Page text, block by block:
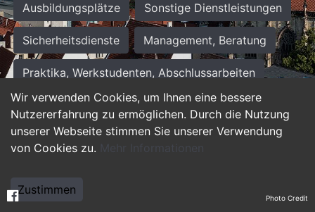
Wir verwenden Cookies, um Ihnen eine bessere
Nutzererfahrung zu ermöglichen. Durch die Nutzung
unserer Webseite stimmen Sie unserer Verwendung
von Cookies zu. Mehr Informationen
Zustimmen
Ausbildungsplätze Sonstige Dienstleistungen
Sicherheitsdienste Management, Beratung
Praktika, Werkstudenten, Abschlussarbeiten
Personalwesen Assistenz, Sekretariat
Hilfskräfte, Aushilfs- und Nebenjobs
Weiterbildung, Studium, duale Ausbildung Photo Credit